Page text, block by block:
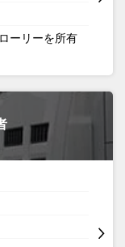
ーリーを所有